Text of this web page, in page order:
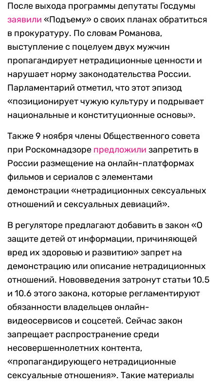
После выхода программы депутаты Госдумы
заявили «Подъему» о своих планах обратиться
в прокуратуру. По словам Романова,
выступление с поцелуем двух мужчин
пропагандирует нетрадиционные ценности и
нарушает норму законодательства России.
Парламентарий отметил, что этот эпизод
«позиционирует чужую культуру и подрывает
национальные и конституционные основы».
Также 9 ноября члены Общественного совета
при Роскомнадзоре предложили запретить в
России размещение на онлайн-платформах
фильмов и сериалов с элементами
демонстрации «нетрадиционных сексуальных
отношений и сексуальных девиаций».
В регуляторе предлагают добавить в закон «О
защите детей от информации, причиняющей
вред их здоровью и развитию» запрет на
демонстрацию или описание нетрадиционных
отношений. Нововведения затронут статьи 10.5
и 10.6 этого закона, которые регламентируют
обязанности владельцев онлайн-
видеосервисов и соцсетей. Сейчас закон
запрещает распространение среди
несовершеннолетних контента,
«пропагандирующего нетрадиционные
сексуальные отношения». Такие материалы